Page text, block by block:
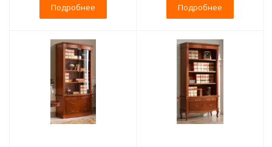
Подробнее Подробнее